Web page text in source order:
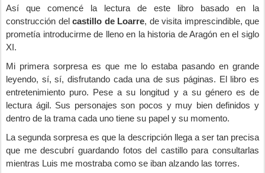
Así que comencé la lectura de este libro basado en la
construcción del castillo de Loarre, de visita imprescindible, que
prometía introducirme de lleno en la historia de Aragón en el siglo
XI.
Mi primera sorpresa es que me lo estaba pasando en grande
leyendo, sí, sí, disfrutando cada una de sus páginas. El libro es
entretenimiento puro. Pese a su longitud y a su género es de
lectura ágil. Sus personajes son pocos y muy bien definidos y
dentro de la trama cada uno tiene su papel y su momento.
La segunda sorpresa es que la descripción llega a ser tan precisa
que me descubrí guardando fotos del castillo para consultarlas
mientras Luis me mostraba como se iban alzando las torres.